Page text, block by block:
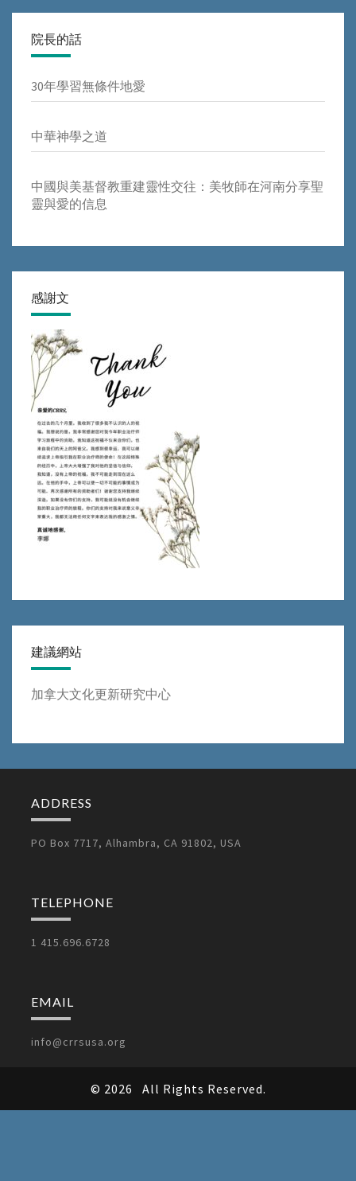
院長的話
30年學習無條件地愛
中華神學之道
中國與美基督教重建靈性交往：美牧師在河南分享聖
靈與愛的信息
感謝文
建議網站
加拿大文化更新研究中心
ADDRESS
PO Box 7717, Alhambra, CA 91802, USA
TELEPHONE
1 415.696.6728
EMAIL
info@crrsusa.org
© 2026 All Rights Reserved.